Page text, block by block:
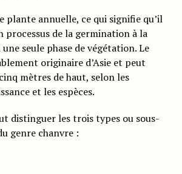
plante annuelle, ce qui signifie qu’il
processus de la germination à la
seule phase de végétation. Le
originaire d’Asie et peut
mètres de haut, selon les
et les espèces.
distinguer les trois types ou sous-
genre chanvre :